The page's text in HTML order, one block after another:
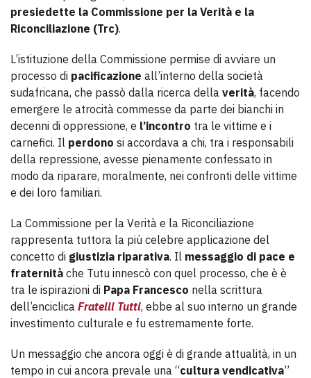
presiedette la Commissione per la Verità e la
Riconciliazione (Trc).
L’istituzione della Commissione permise di avviare un
processo di pacificazione all’interno della società
sudafricana, che passò dalla ricerca della verità, facendo
emergere le atrocità commesse da parte dei bianchi in
decenni di oppressione, e l’incontro tra le vittime e i
carnefici. Il perdono si accordava a chi, tra i responsabili
della repressione, avesse pienamente confessato in
modo da riparare, moralmente, nei confronti delle vittime
e dei loro familiari.
La Commissione per la Verità e la Riconciliazione
rappresenta tuttora la più celebre applicazione del
concetto di giustizia riparativa. Il messaggio di pace e
fraternità che Tutu innescò con quel processo, che è è
tra le ispirazioni di Papa Francesco nella scrittura
dell’enciclica Fratelli Tutti, ebbe al suo interno un grande
investimento culturale e fu estremamente forte.
Un messaggio che ancora oggi è di grande attualità, in un
tempo in cui ancora prevale una “cultura vendicativa”